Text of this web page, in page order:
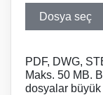
Dosya seç
PDF, DWG,
Maks. 50 MB.
dosyalar